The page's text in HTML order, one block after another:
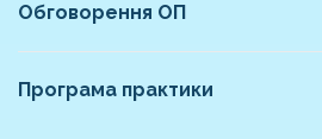
Обговорення ОП
Програма практики